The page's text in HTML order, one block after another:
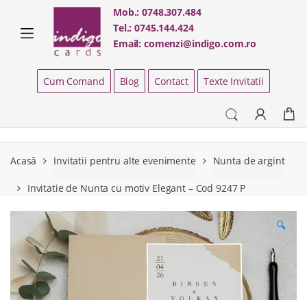
navigation
content
Mob.:0748.307.484
Tel.:0745.144.424
Email:comenzi@indigo.com.ro
Cum Comand Blog Contact Texte Invitatii
Acasă Invitatii pentru alte evenimente Nunta de argint
Invitatie de Nunta cu motiv Elegant – Cod 9247 P
🔍